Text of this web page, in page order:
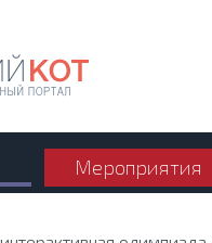
Мероприятия